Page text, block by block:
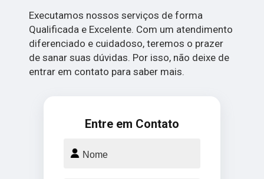
Executamos nossos serviços de forma
Qualificada e Excelente. Com um atendimento
diferenciado e cuidadoso, teremos o prazer
de sanar suas dúvidas. Por isso, não deixe de
entrar em contato para saber mais.
Entre em Contato